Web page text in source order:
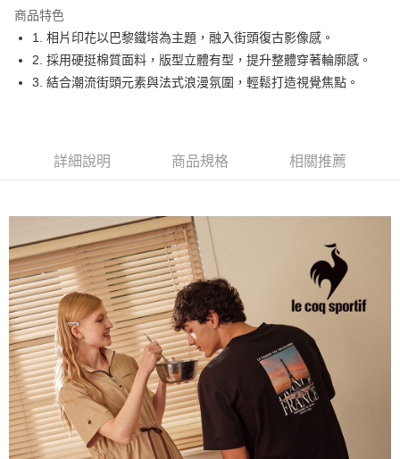
悠遊付
大哥付你分期
相關說明
成交易。
法說明評估內容。
【繳款方式說明】
1.分期款項不併入電信帳單，「大哥付你分期」於每月結算日後寄送繳費提
醒簡訊。
2.透過簡訊連結打開帳單後，可選擇「超商條碼／台灣大直營門市／銀行轉
帳／街口支付／iPASS MONEY」等通路繳費。
【注意事項】
1.本服務係由「台灣大哥大股份有限公司」（以下簡稱本公司）所提供，讓
用戶於交易時，得透過本服務購買商品或服務，並由商店將買賣／分期付款
買賣價金債權讓與本公司後，依約使用本公司帳單繳交帳款。
2.基於同意付款使用「大哥付你分期」之契約關係目的，商店將以您的個人
資料（包含姓名、電話或地址）提供予台灣大哥大進項蒐集、處理及利用，
由本公司與您本人進行分期帳單所需資料之確認、核對及更正。
3.完整用戶服務條款，請詳閱以下連結：https://oppay.tw/userRule
【關於「AFTEE先享後付」】
AFTEE先享後付是「在收到商品之後才付款」的支付方式。 讓您購物簡單
２．便利：只要手機號碼，簡訊認證，即可結帳。
３．安心：先確認商品／服務後，再付款。
【「AFTEE先享後付」結帳流程】
１．於結帳方式選擇「AFTEE先享後付」後，將跳轉至「AFTEE先享後付」
結帳頁面，進行簡訊認證並確認金額後，即可完成結帳。
２．訂單成立數日內，您將收到繳費通知簡訊。
３．收到繳費通知簡訊後14天內，點擊此簡訊中的連結，可透過四大超商／
ATM／網路銀行／等多元方式進行付款，方視為交易完成。
※ 請注意：結帳手續完成當下不需立刻繳費，但若您需要取消訂單，請聯絡
購買商品的店家。未經商家同意取消之訂單仍視為有效，需透過AFTEE先享
後付繳納相關費用。
※ 交易是否成功請以「AFTEE先享後付 」之結帳頁面顯示為準，若有關於
是否繳費成功／繳費後需取消欲退款等相關疑問，請聯繫「AFTEE先享後付
客戶支援中心」https://netprotections.freshdesk.com/support/home
ATM付款
全家取貨付款
免運費
付款後全家取貨
免運費
萊爾富取貨付款
免運費
付款後萊爾富取貨
免運費
商品特色
1. 相片印花以巴黎鐵塔為主題，融入街頭復古影像感。
2. 採用硬挺棉質面料，版型立體有型，提升整體穿著輪廓感。
3. 結合潮流街頭元素與法式浪漫氛圍，輕鬆打造視覺焦點。
詳細說明 商品規格 相關推薦